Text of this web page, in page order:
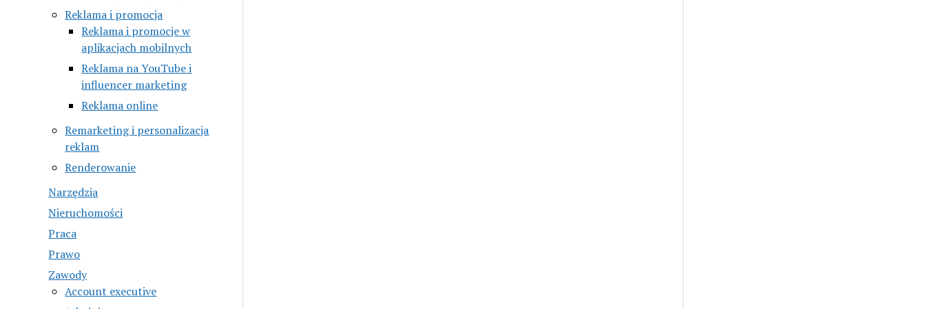
Reklama i promocja
Reklama i promocje w
aplikacjach mobilnych
Reklama na YouTube i
influencer marketing
Reklama online
Remarketing i personalizacja
reklam
Renderowanie
Narzędzia
Nieruchomości
Praca
Prawo
Zawody
Account executive